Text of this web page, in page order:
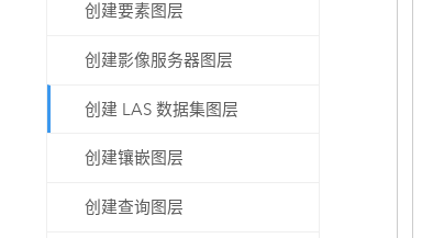
创建要素图层
创建影像服务器图层
创建 LAS 数据集图层
创建镶嵌图层
创建查询图层